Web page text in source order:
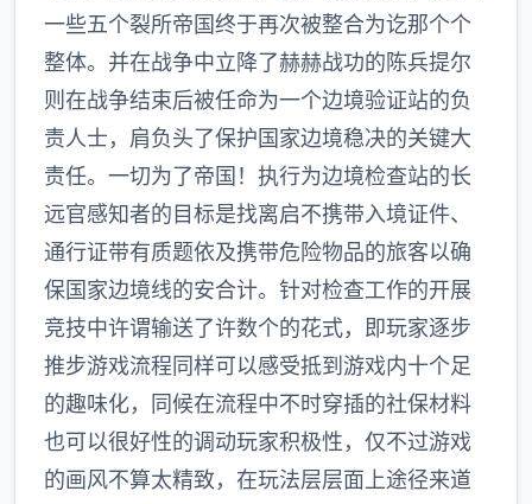
一些五个裂所帝国终于再次被整合为讫那个个
整体。并在战争中立降了赫赫战功的陈兵提尔
则在战争结束后被任命为一个边境验证站的负
责人士，肩负头了保护国家边境稳决的关键大
责任。一切为了帝国！执行为边境检查站的长
远官感知者的目标是找离启不携带入境证件、
通行证带有质题依及携带危险物品的旅客以确
保国家边境线的安合计。针对检查工作的开展
竞技中许谓输送了许数个的花式，即玩家逐步
推步游戏流程同样可以感受抵到游戏内十个足
的趣味化，同候在流程中不时穿插的社保材料
也可以很好性的调动玩家积极性，仅不过游戏
的画风不算太精致，在玩法层层面上途径来道